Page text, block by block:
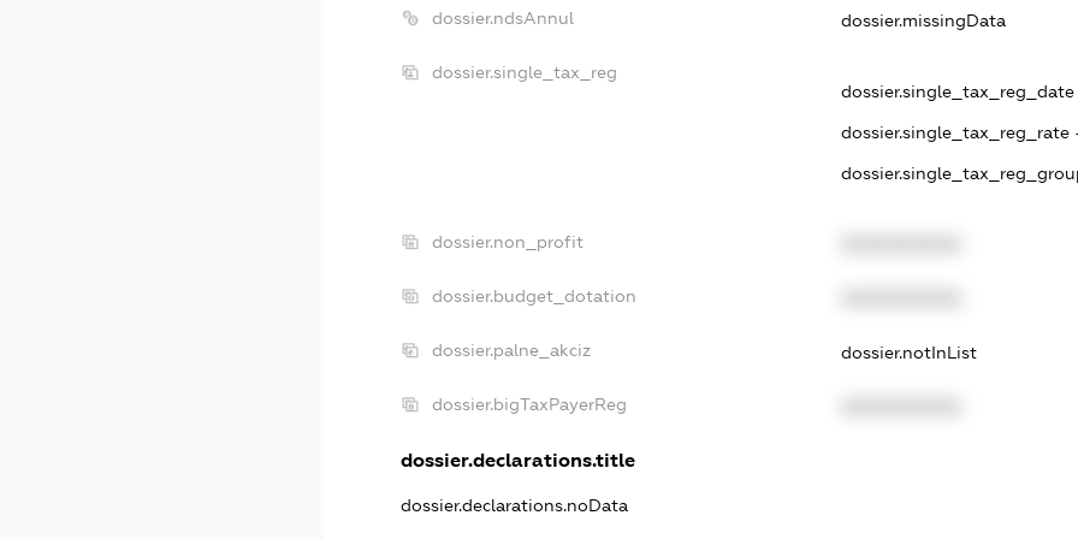
dossier.ndsAnnul dossier.missingData
dossier.single_tax_reg
dossier.single_tax_reg_date -
dossier.single_tax_reg_rate
dossier.non_profit
dossier.budget_dotation
dossier.palne_akciz dossier.notInList
dossier.bigTaxPayerReg
dossier.declarations.title
dossier.declarations.noData